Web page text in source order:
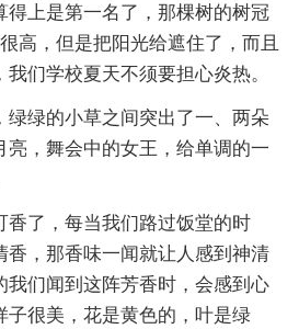
得上是第一名了，那棵树的树冠
高，但是把阳光给遮住了，而且
们学校夏天不须要担心炎热。
绿的小草之间突出了一、两朵
亮，舞会中的女王，给单调的一
了，每当我们路过饭堂的时
香，那香味一闻就让人感到神清
我们闻到这阵芳香时，会感到心
子很美，花是黄色的，叶是绿